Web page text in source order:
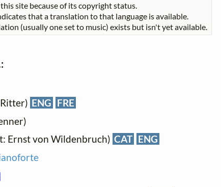
site because of its copyright status.
that a translation to that language is available.
(usually one set to music) exists but isn't yet available.
ENG FRE
Ernst von Wildenbruch) CAT ENG